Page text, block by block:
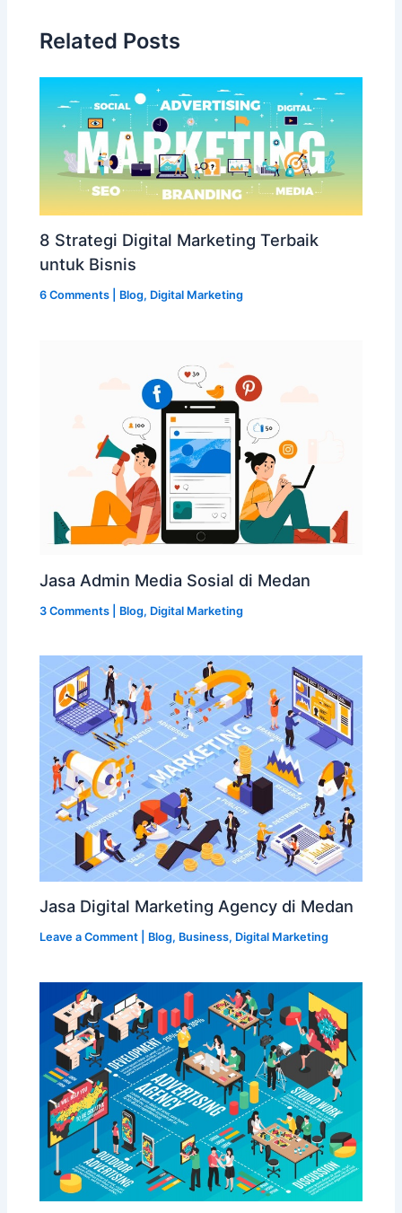
Related Posts
8 Strategi Digital Marketing Terbaik
untuk Bisnis
6 Comments Blog, Digital Marketing
Jasa Admin Media Sosial di Medan
3 Comments Blog, Digital Marketing
Jasa Digital Marketing Agency di Medan
Leave a Comment Blog, Business, Digital Marketing